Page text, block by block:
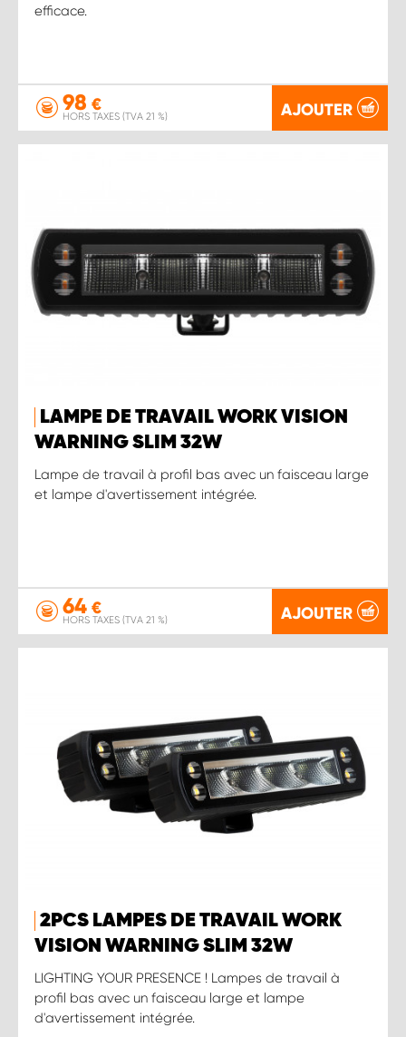
efficace.
98 €
HORS TAXES (TVA 21 %) AJOUTER
LAMPE DE TRAVAIL WORK VISION
WARNING SLIM 32W
Lampe de travail à profil bas avec un faisceau large
et lampe d'avertissement intégrée.
64 €
HORS TAXES (TVA 21 %) AJOUTER
2PCS LAMPES DE TRAVAIL WORK
VISION WARNING SLIM 32W
LIGHTING YOUR PRESENCE ! Lampes de travail à
profil bas avec un faisceau large et lampe
d'avertissement intégrée.